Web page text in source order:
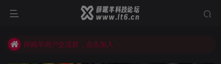
薛眠羊用户交流群，点击加入
薛眠羊用户交流群，点击加入
站点正在整改，如有侵犯您的权益请联系我们